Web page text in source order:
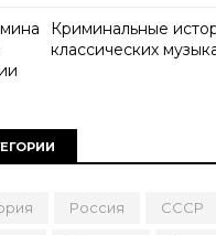
Криминальные
классических
Россия СССР